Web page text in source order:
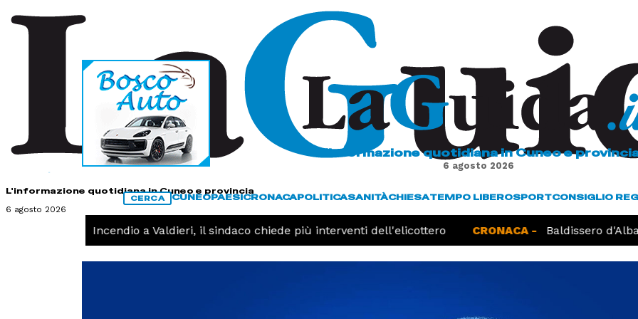
L'informazione quotidiana in Cuneo e provincia
6 agosto 2026
L'informazione quotidiana in Cuneo e
6 agosto 2026
CERCA CUNEOPAESICRONACAPOLITICASANITÀCHIESATEMPO LIBEROSPORTCONSIGLIO
Incendio a Valdieri, il sindaco chiede più interventi dell'elicottero CRONACA - Baldissero